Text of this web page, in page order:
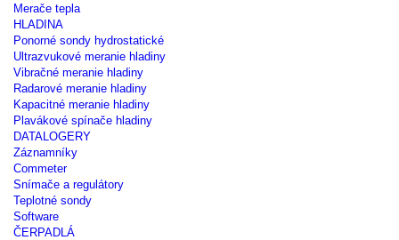
Merače tepla
HLADINA
Ponorné sondy hydrostatické
Ultrazvukové meranie hladiny
Vibračné meranie hladiny
Radarové meranie hladiny
Kapacitné meranie hladiny
Plavákové spínače hladiny
DATALOGERY
Záznamníky
Commeter
Snímače a regulátory
Teplotné sondy
Software
ČERPADLÁ